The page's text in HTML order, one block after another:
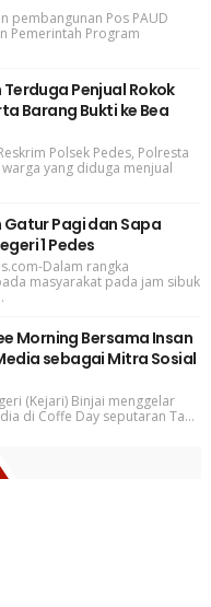
pembangunan Pos PAUD
Pemerintah Program
Penjual Rokok
Barang Bukti ke Bea
Polsek Pedes, Polresta
yang diduga menjual
Gatur Pagi dan Sapa
1 Pedes
Dalam rangka
masyarakat pada jam sibuk
Morning Bersama Insan
sebagai Mitra Sosial
(Kejari) Binjai menggelar
di Coffe Day seputaran Ta...